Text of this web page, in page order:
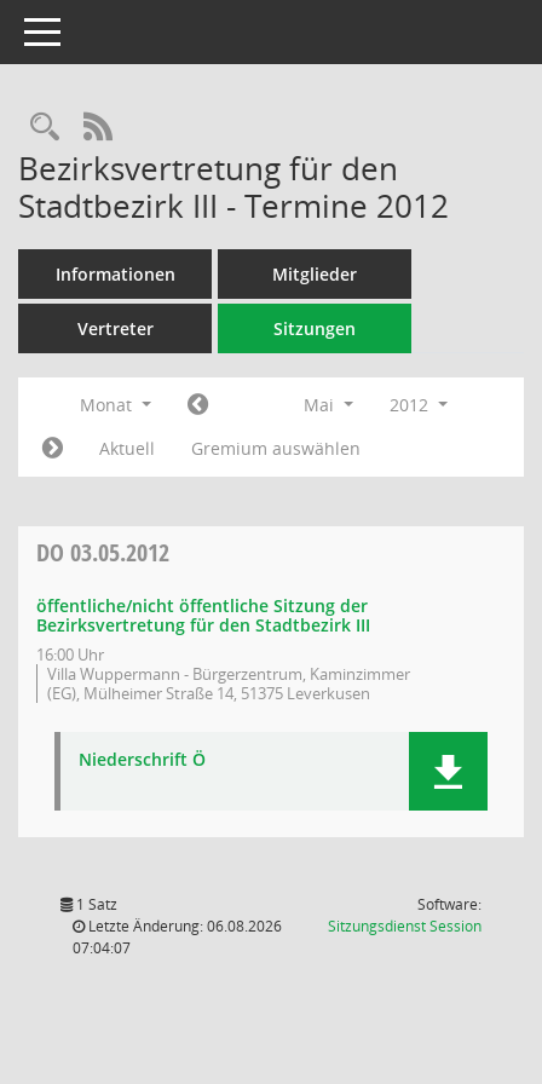
Toggle navigation
Rechercheauswahl
RSS-Feed
Bezirksvertretung für den
Stadtbezirk III - Termine 2012
Informationen Mitglieder
Vertreter Sitzungen
Monat Mai
2012
Aktuell
Gremium auswählen
DO 03.05.2012
öffentliche/nicht öffentliche Sitzung der
Bezirksvertretung für den Stadtbezirk III
16:00 Uhr
Villa Wuppermann - Bürgerzentrum, Kaminzimmer
(EG), Mülheimer Straße 14, 51375 Leverkusen
Niederschrift Ö
1 Satz
Letzte Änderung: 06.08.2026
07:04:07
Software:
SitzungsdienstSession(Wird in